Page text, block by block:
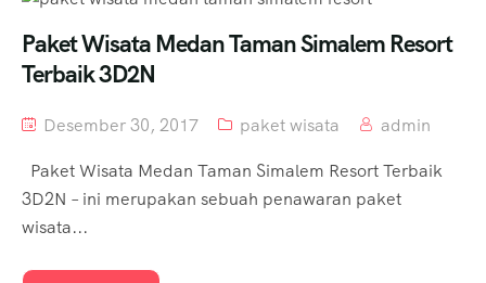
Paket Wisata Medan Taman Simalem Resort
Terbaik 3D2N
Desember 30, 2017 paket wisata
admin
Paket Wisata Medan Taman Simalem Resort Terbaik
3D2N – ini merupakan sebuah penawaran paket
wisata...